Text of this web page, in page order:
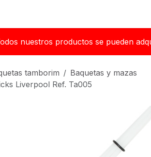
nuestros productos se pueden
tamborim
Baquetas y mazas
Liverpool Ref. Ta005